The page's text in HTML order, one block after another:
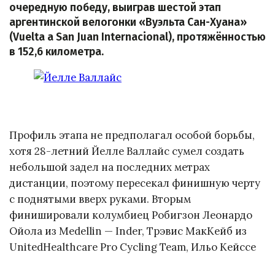
очередную победу, выиграв шестой этап
аргентинской велогонки «Вуэльта Сан-Хуана»
(Vuelta a San Juan Internacional), протяжённостью
в 152,6 километра.
Профиль этапа не предполагал особой борьбы,
хотя 28-летний Йелле Валлайс сумел создать
небольшой задел на последних метрах
дистанции, поэтому пересекал финишную черту
с поднятыми вверх руками. Вторым
финишировали колумбиец Робигзон Леонардо
Ойола из Medellin — Inder, Трэвис МакКейб из
UnitedHealthcare Pro Cycling Team, Ильо Кейссе